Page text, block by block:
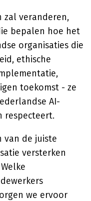
zal veranderen,
bepalen hoe het
organisaties die
ethische
toekomst - ze
AI-
respecteert.
van de juiste
versterken
we ervoor